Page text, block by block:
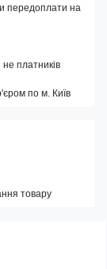
передоплати на
платників
по м. Київ
товару